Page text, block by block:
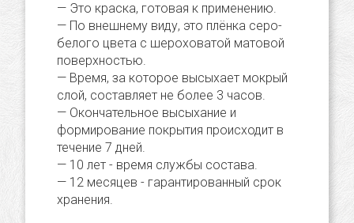
Это краска, готовая к применению.
По внешнему виду, это плёнка серо-
белого цвета с шероховатой матовой
поверхностью.
Время, за которое высыхает мокрый
слой, составляет не более 3 часов.
Окончательное высыхание и
формирование покрытия происходит в
течение 7 дней.
10 лет - время службы состава.
12 месяцев - гарантированный срок
хранения.